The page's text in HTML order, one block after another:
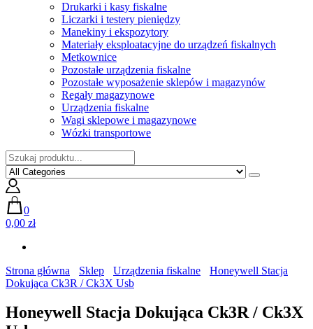
Drukarki i kasy fiskalne
Liczarki i testery pieniędzy
Manekiny i ekspozytory
Materiały eksploatacyjne do urządzeń fiskalnych
Metkownice
Pozostałe urządzenia fiskalne
Pozostałe wyposażenie sklepów i magazynów
Regały magazynowe
Urządzenia fiskalne
Wagi sklepowe i magazynowe
Wózki transportowe
0
0,00 zł
Strona główna Sklep Urządzenia fiskalne
Honeywell Stacja
Dokująca Ck3R / Ck3X Usb
Honeywell Stacja Dokująca Ck3R / Ck3X